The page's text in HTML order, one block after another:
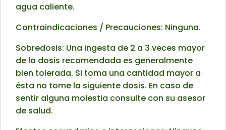
agua caliente.
Contraindicaciones / Precauciones: Ninguna.
Sobredosis: Una ingesta de 2 a 3 veces mayor
de la dosis recomendada es generalmente
bien tolerada. Si toma una cantidad mayor a
ésta no tome la siguiente dosis. En caso de
sentir alguna molestia consulte con su asesor
de salud.